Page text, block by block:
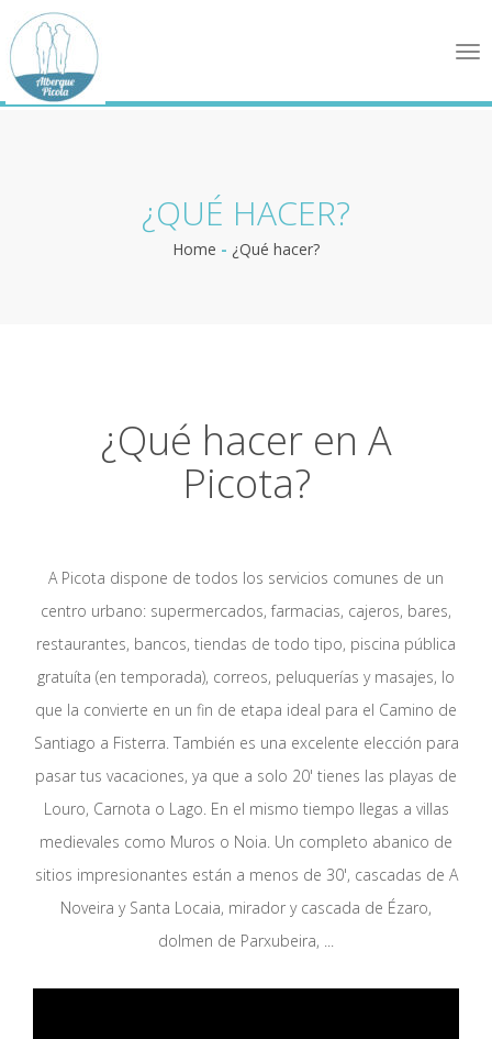
¿QUÉ HACER?
Home - ¿Qué hacer?
¿Qué hacer en A
Picota?
A Picota dispone de todos los servicios comunes de un
centro urbano: supermercados, farmacias, cajeros, bares,
restaurantes, bancos, tiendas de todo tipo, piscina pública
gratuíta (en temporada), correos, peluquerías y masajes, lo
que la convierte en un fin de etapa ideal para el Camino de
Santiago a Fisterra. También es una excelente elección para
pasar tus vacaciones, ya que a solo 20' tienes las playas de
Louro, Carnota o Lago. En el mismo tiempo llegas a villas
medievales como Muros o Noia. Un completo abanico de
sitios impresionantes están a menos de 30', cascadas de A
Noveira y Santa Locaia, mirador y cascada de Ézaro,
dolmen de Parxubeira, ...